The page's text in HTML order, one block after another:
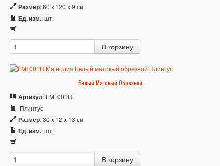
Размер: 60 x 120 x 9 см
Ед. изм.: шт.
Белый Матовый Обрезной
Артикул: FMF001R
Плинтус
Размер: 30 x 12 x 13 см
Ед. изм.: шт.